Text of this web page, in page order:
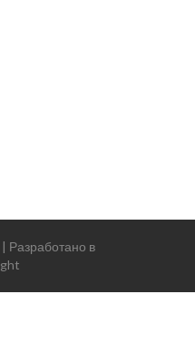
Разработано в